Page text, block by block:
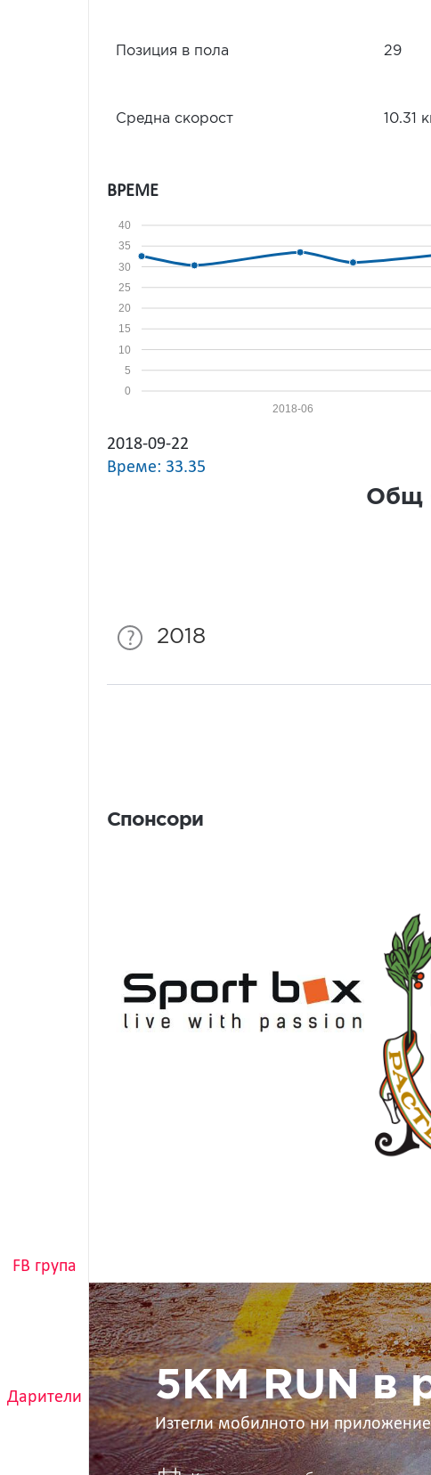
FB група
Дарители
Позиция в пола 29
Средна скорост 10.31
ВРЕМЕ
0
5
10
15
20
25
30
35
40
2018-06
2018-09-22
Време: 33.35
Общ
2018
Спонсори
5KM
RUN
в
ръцете
ти
5KM RUN в
Изтегли мобилното ни